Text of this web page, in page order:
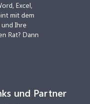
Excel,
mit dem
Ihre
Rat? Dann
und Partner